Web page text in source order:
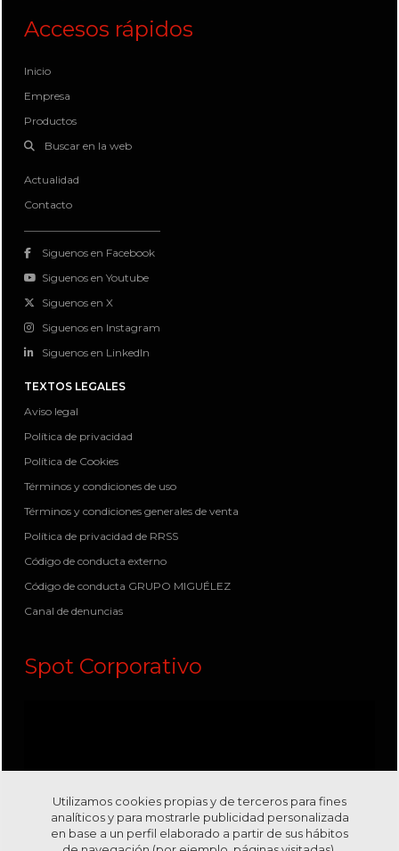
Accesos rápidos
Inicio
Empresa
Productos
Buscar en la web
Actualidad
Contacto
Siguenos en Facebook
Siguenos en Youtube
Siguenos en X
Siguenos en Instagram
Siguenos en LinkedIn
TEXTOS LEGALES
Aviso legal
Política de privacidad
Política de Cookies
Términos y condiciones de uso
Términos y condiciones generales de venta
Política de privacidad de RRSS
Código de conducta externo
Código de conducta GRUPO MIGUÉLEZ
Canal de denuncias
Spot Corporativo
Utilizamos cookies propias y de terceros para fines
analíticos y para mostrarle publicidad personalizada
en base a un perfil elaborado a partir de sus hábitos